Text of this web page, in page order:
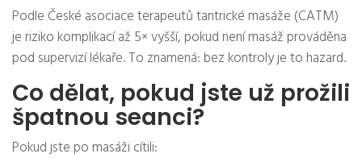
Podle České asociace terapeutů tantrické masáže (CATM)
je riziko komplikací až 5× vyšší, pokud není masáž prováděna
pod supervizí lékaře. To znamená: bez kontroly je to hazard.
Co dělat, pokud jste už prožili
špatnou seanci?
Pokud jste po masáži cítili: